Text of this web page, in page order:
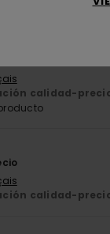
calidad-
calidad-